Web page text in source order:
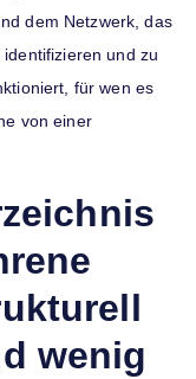
dem Netzwerk, das
und zu
für wen es
von einer
wenig